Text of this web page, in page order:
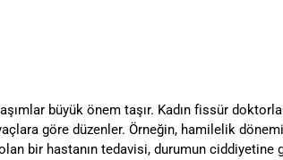
büyük önem taşır. Kadın fissür
göre düzenler. Örneğin, hamilelik
bir hastanın tedavisi, durumun ciddiyetine